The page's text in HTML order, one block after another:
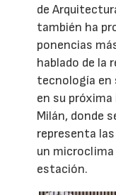
de
también ha
ponencias
hablado de la
tecnología en
en su
Milán, donde
representa
un microclima
estación.